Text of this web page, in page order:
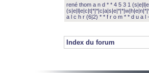
rené thom a n d * * 4 5 3 1
a l c h r (6|2) * * f r o m * * d u a l -
Index du forum